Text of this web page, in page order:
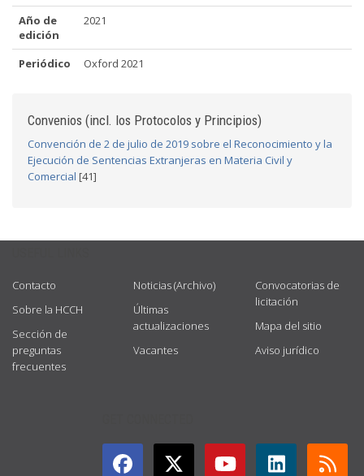
Año de
edición
2021
Periódico Oxford 2021
Convenios (incl. los Protocolos y Principios)
Convención de 2 de julio de 2019 sobre el Reconocimiento y la
Ejecución de Sentencias Extranjeras en Materia Civil y
Comercial [41]
Contacto
Sobre la HCCH
Sección de
preguntas
frecuentes
Noticias (Archivo)
Últimas
actualizaciones
Vacantes
Convocatorias de
licitación
Mapa del sitio
Aviso jurídico